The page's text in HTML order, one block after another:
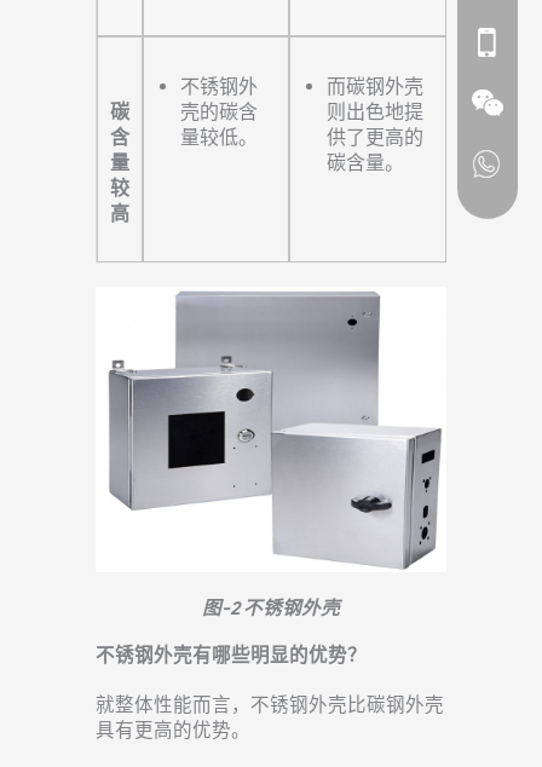
碳
含
量
较
高
不锈钢外
壳的碳含
量较低。
而碳钢外壳
则出色地提
供了更高的
碳含量。
图-2 不锈钢外壳
不锈钢外壳有哪些明显的优势？
就整体性能而言，不锈钢外壳比碳钢外壳
具有更高的优势。